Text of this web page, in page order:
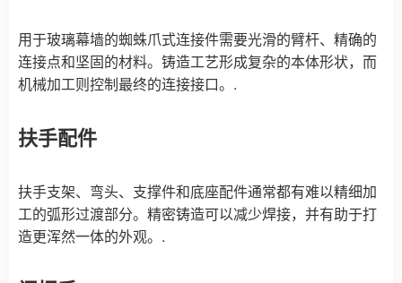
用于玻璃幕墙的蜘蛛爪式连接件需要光滑的臂杆、精确的
连接点和坚固的材料。铸造工艺形成复杂的本体形状，而
机械加工则控制最终的连接接口。.
扶手配件
扶手支架、弯头、支撑件和底座配件通常都有难以精细加
工的弧形过渡部分。精密铸造可以减少焊接，并有助于打
造更浑然一体的外观。.